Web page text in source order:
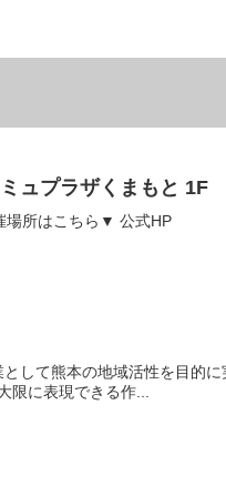
ュプラザくまもと 1F
場所はこちら▼ 公式HP
して熊本の地域活性を目的
限に表現できる作...